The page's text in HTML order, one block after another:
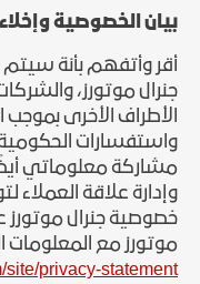
بيان الخصوصية
أقر وأتفهم بأنة
جنرال موتورز،
الأطراف الأخرى بموجب
واستفسارات
مشاركة معلوماتي
وإدارة علاقة العملاء
خصوصية جنرال موتورز
موتورز مع
privacy-statement/